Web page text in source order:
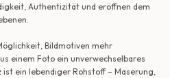
Authentizität und eröffnen dem
Bildmotiven mehr
einem Foto ein unverwechselbares
ist ein lebendiger Rohstoff – Maserung,